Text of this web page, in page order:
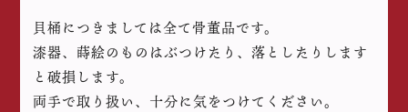
貝桶につきましては全て骨董品です。
漆器、蒔絵のものはぶつけたり、落としたりします
と破損します。
両手で取り扱い、十分に気をつけてください。